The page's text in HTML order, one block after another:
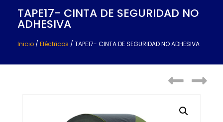
TAPE17- CINTA DE SEGURIDAD NO
ADHESIVA
Inicio / Eléctricos / TAPE17- CINTA DE SEGURIDAD NO ADHESIVA